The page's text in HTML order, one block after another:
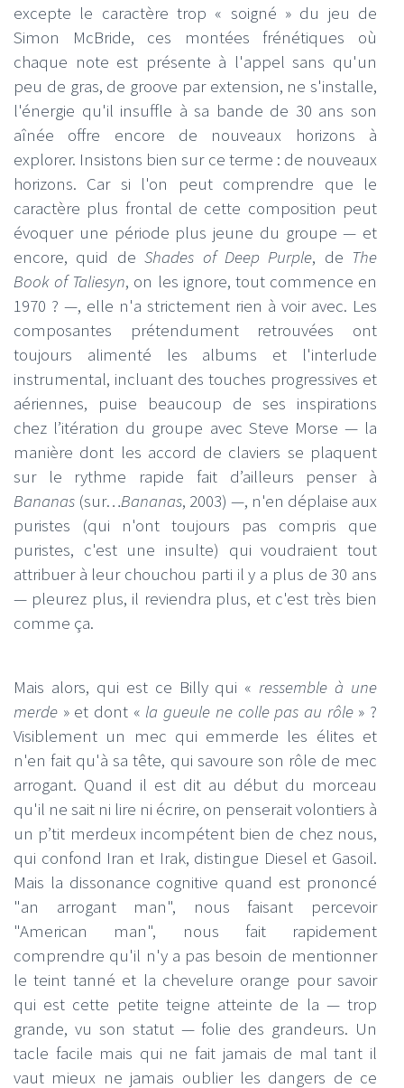
excepte le caractère trop « soigné » du jeu de
Simon McBride, ces montées frénétiques où
chaque note est présente à l'appel sans qu'un
peu de gras, de groove par extension, ne s'installe,
l'énergie qu'il insuffle à sa bande de 30 ans son
aînée offre encore de nouveaux horizons à
explorer. Insistons bien sur ce terme : de nouveaux
horizons. Car si l'on peut comprendre que le
caractère plus frontal de cette composition peut
évoquer une période plus jeune du groupe — et
encore, quid deShades of Deep Purple, de The
Book of Taliesyn, on les ignore, tout commence en
1970 ? —, elle n'a strictement rien à voir avec. Les
composantes prétendument retrouvées ont
toujours alimenté les albums et l'interlude
instrumental, incluant des touches progressives et
aériennes, puise beaucoup de ses inspirations
chez l’itération du groupe avec Steve Morse — la
manière dont les accord de claviers se plaquent
sur le rythme rapide fait d’ailleurs penser à
Bananas (sur…Bananas, 2003) —, n'en déplaise aux
puristes (qui n'ont toujours pas compris que
puristes, c'est une insulte) qui voudraient tout
attribuer à leur chouchou parti il y a plus de 30 ans
— pleurez plus, il reviendra plus, et c'est très bien
comme ça.
Mais alors, qui est ce Billy qui « ressemble à une
merde » et dont « la gueule ne colle pas au rôle» ?
Visiblement un mec qui emmerde les élites et
n'en fait qu'à sa tête, qui savoure son rôle de mec
arrogant. Quand il est dit au début du morceau
qu'il ne sait ni lire ni écrire, on penserait volontiers à
un p’tit merdeux incompétent bien de chez nous,
qui confond Iran et Irak, distingue Diesel et Gasoil.
Mais la dissonance cognitive quand est prononcé
"an arrogant man", nous faisant percevoir
"American man", nous fait rapidement
comprendre qu'il n'y a pas besoin de mentionner
le teint tanné et la chevelure orange pour savoir
qui est cette petite teigne atteinte de la — trop
grande, vu son statut — folie des grandeurs. Un
tacle facile mais qui ne fait jamais de mal tant il
vaut mieux ne jamais oublier les dangers de ce